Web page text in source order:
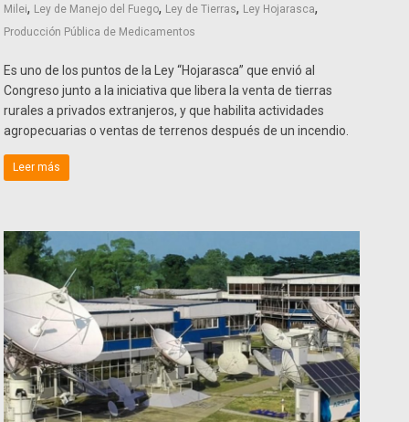
Milei, Ley de Manejo del Fuego, Ley de Tierras, Ley Hojarasca,
Producción Pública de Medicamentos
Es uno de los puntos de la Ley “Hojarasca” que envió al
Congreso junto a la iniciativa que libera la venta de tierras
rurales a privados extranjeros, y que habilita actividades
agropecuarias o ventas de terrenos después de un incendio.
Leer más